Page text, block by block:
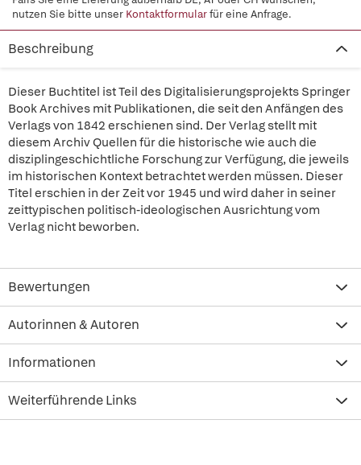
nutzen Sie bitte unser Kontaktformularfür eine Anfrage.
Beschreibung
Dieser Buchtitel ist Teil des Digitalisierungsprojekts Springer
Book Archives mit Publikationen, die seit den Anfängen des
Verlags von 1842 erschienen sind. Der Verlag stellt mit
diesem Archiv Quellen für die historische wie auch die
disziplingeschichtliche Forschung zur Verfügung, die jeweils
im historischen Kontext betrachtet werden müssen. Dieser
Titel erschien in der Zeit vor 1945 und wird daher in seiner
zeittypischen politisch-ideologischen Ausrichtung vom
Verlag nicht beworben.
Bewertungen
Autorinnen & Autoren
Informationen
Weiterführende Links